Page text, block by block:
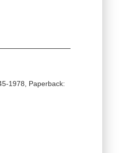
1978, Paperback: